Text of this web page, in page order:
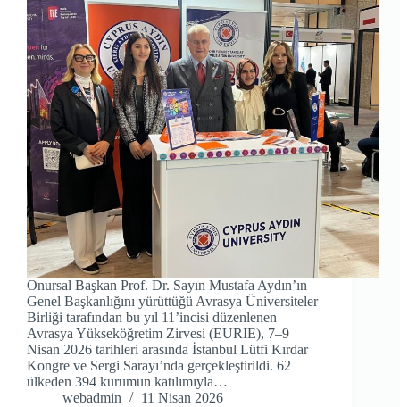
Onursal Başkan Prof. Dr. Sayın Mustafa Aydın’ın
Genel Başkanlığını yürüttüğü Avrasya Üniversiteler
Birliği tarafından bu yıl 11’incisi düzenlenen
Avrasya Yükseköğretim Zirvesi (EURIE), 7–9
Nisan 2026 tarihleri arasında İstanbul Lütfi Kırdar
Kongre ve Sergi Sarayı’nda gerçekleştirildi. 62
ülkeden 394 kurumun katılımıyla…
webadmin
11 Nisan 2026